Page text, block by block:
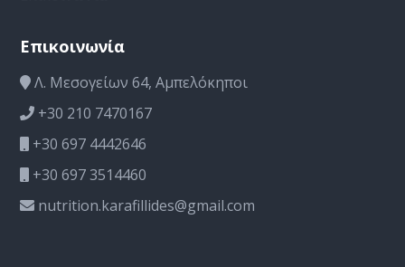
Επικοινωνία
Λ. Μεσογείων 64, Αμπελόκηποι
+30 210 7470167
+30 697 4442646
+30 697 3514460
nutrition.karafillides@gmail.com